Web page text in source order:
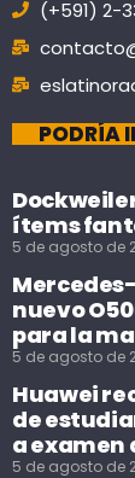
(+591) 2-
PODRÍA
ítems
5 de agosto de
nuevo
para la
5 de agosto de
Huawei
de
a
5 de agosto de